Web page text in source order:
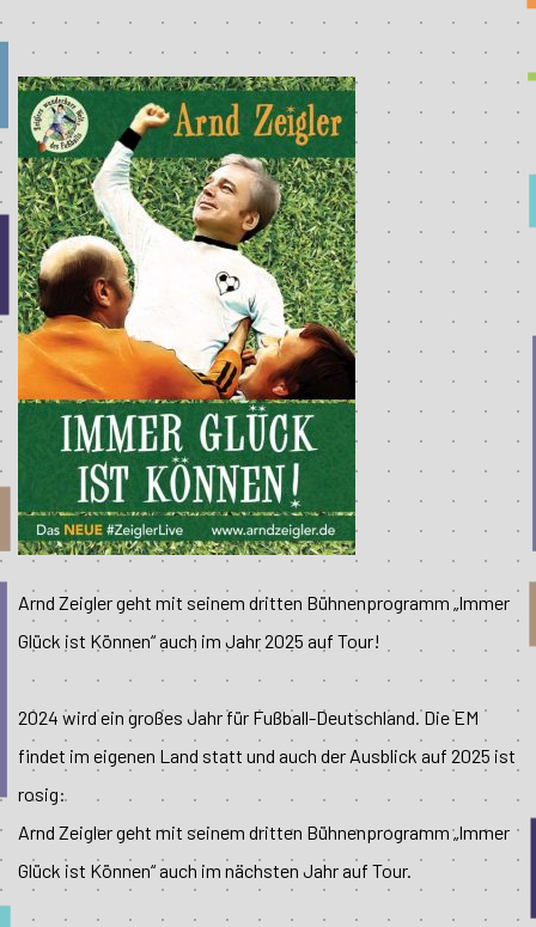
Arnd Zeigler geht mit seinem dritten Bühnenprogramm „Immer
Glück ist Können“ auch im Jahr 2025 auf Tour!
2024 wird ein großes Jahr für Fußball-Deutschland. Die EM
findet im eigenen Land statt und auch der Ausblick auf 2025 ist
rosig:
Arnd Zeigler geht mit seinem dritten Bühnenprogramm „Immer
Glück ist Können“ auch im nächsten Jahr auf Tour.